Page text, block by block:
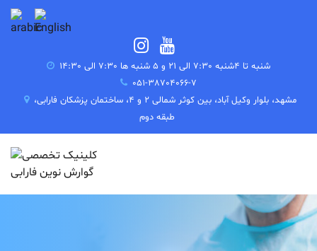
شنبه تا 4شنبه 7:30 الی 21 و 5 شنبه ها 7:30 الی 14:30
051-38704066-7
مشهد، بلوار وکیل آباد، بین کوثر شمالی 2 و 4، ساختمان پزشکان فارابی،
طبقه دوم